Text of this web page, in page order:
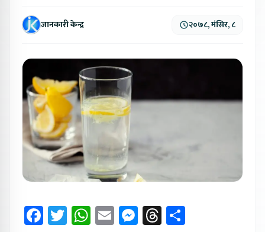
जानकारी केन्द्र २०७८, मंसिर, ८
Facebook
Twitter
WhatsApp
EmailMessenger
Threads